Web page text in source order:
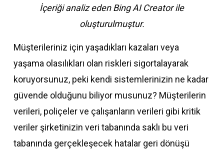
İçeriği analiz eden Bing AI Creator ile
oluşturulmuştur.
Müşterileriniz için yaşadıkları kazaları veya
yaşama olasılıkları olan riskleri sigortalayarak
koruyorsunuz, peki kendi sistemlerinizin ne kadar
güvende olduğunu biliyor musunuz? Müşterilerin
verileri, poliçeler ve çalışanların verileri gibi kritik
veriler şirketinizin veri tabanında saklı bu veri
tabanında gerçekleşecek hatalar geri dönüşü